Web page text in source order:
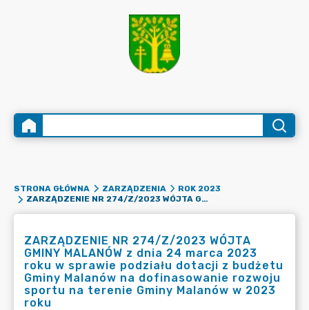
STRONA GŁÓWNA ZARZĄDZENIA
ROK 2023
ZARZĄDZENIE NR 274/Z/2023 WÓJTA GMINY MALANÓW Z DNIA 24 MARCA 2023 ROKU W SPRAWIE PODZIAŁU DOTACJI Z BUDŻETU GMINY MALANÓW NA DOFINASOWANIE ROZWOJU SPORTU NA TERENIE GMINY MALANÓW W 2023 ROKU
ZARZĄDZENIE NR 274/Z/2023 WÓJTA
GMINY MALANÓW z dnia 24 marca 2023
roku w sprawie podziału dotacji z budżetu
Gminy Malanów na dofinasowanie rozwoju
sportu na terenie Gminy Malanów w 2023
roku